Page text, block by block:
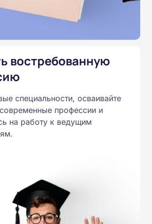
образования.
ведется по всем
14.07.2023 N 534 в
с Федеральными
стандартами
образования.
и дипломы о
востребованную
специальности, осваивайте
профессии и
на работу к ведущим